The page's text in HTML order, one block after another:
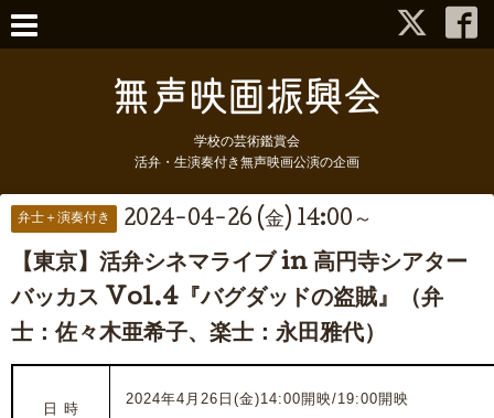
学校の芸術鑑賞会
活弁・生演奏付き無声映画公演の企画
弁士＋演奏付き 2024-04-26 (金) 14:00～
【東京】活弁シネマライブ in 高円寺シアター
バッカス Vol.4『バグダッドの盗賊』（弁
士：佐々木亜希子、楽士：永田雅代）
日 時
2024年4月26日(金)14:00開映/19:00開映